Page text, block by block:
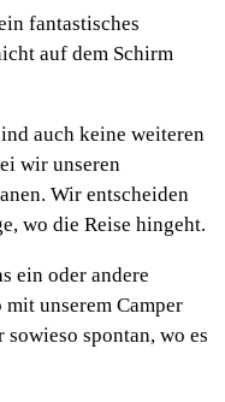
fantastisches
auf dem Schirm
auch keine weiteren
wir unseren
Wir entscheiden
wo die Reise hingeht.
ein oder andere
unserem Camper
spontan, wo es